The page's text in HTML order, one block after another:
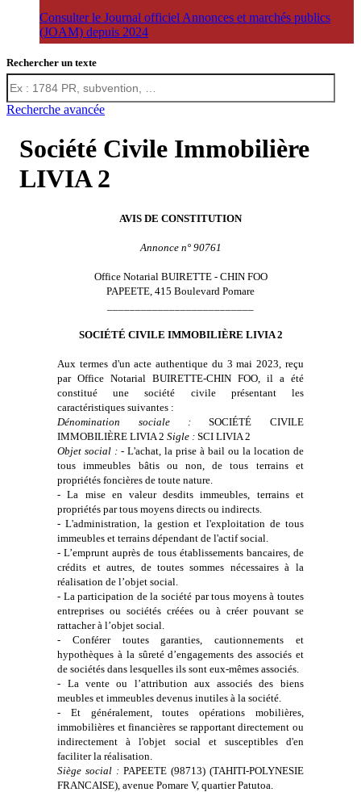
Consulter le Journal officiel Annonces et marchés publics
(JOAM) depuis 2024
Rechercher un texte
Recherche avancée
Société Civile Immobilière
LIVIA 2
AVIS DE CONSTITUTION
Annonce n° 90761
Office Notarial BUIRETTE - CHIN FOO
PAPEETE, 415 Boulevard Pomare
SOCIÉTÉ CIVILE IMMOBILIÈRE LIVIA 2
Aux termes d'un acte authentique du 3 mai 2023, reçu
par Office Notarial BUIRETTE-CHIN FOO, il a été
constitué unesociété civileprésentant les
caractéristiques suivantes :
Dénomination sociale :
SOCIÉTÉ CIVILE
IMMOBILIÈRE LIVIA 2Sigle : SCI LIVIA 2
Objet social : - L'achat, la prise à bail ou la location de
tous immeubles bâtis ou non, de tous terrains et
propriétés foncières de toute nature.
- La mise en valeur desdits immeubles, terrains et
propriétés par tous moyens directs ou indirects.
- L'administration, la gestion et l'exploitation de tous
immeubles et terrains dépendant de l'actif social.
- L’emprunt auprès de tous établissements bancaires, de
crédits et autres, de toutes sommes nécessaires à la
réalisation de l’objet social.
- La participation de la société par tous moyens à toutes
entreprises ou sociétés créées ou à créer pouvant se
rattacher à l’objet social.
- Conférer toutes garanties, cautionnements et
hypothèques à la sûreté d’engagements des associés et
de sociétés dans lesquelles ils sont eux-mêmes associés.
- La vente ou l’attribution aux associés des biens
meubles et immeubles devenus inutiles à la société.
- Et généralement, toutes opérations mobilières,
immobilières et financières se rapportant directement ou
indirectement à l'objet social et susceptibles d'en
faciliter la réalisation.
Siège social : PAPEETE (98713) (TAHITI-POLYNESIE
FRANCAISE), avenue Pomare V, quartier Patutoa.